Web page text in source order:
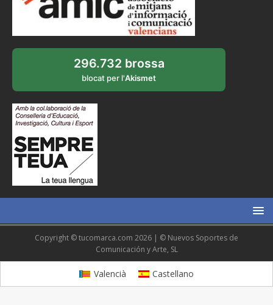
296.732 brossa
blocat per l'Akismet
Copyright © tucomarca.com 2026 | © Nuevos Soportes de
Comunicación y Arte, SL
Valencià Castellano